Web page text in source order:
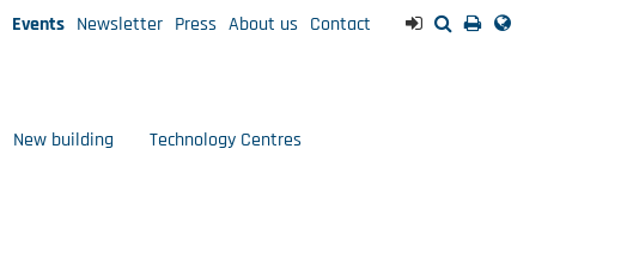
Events Newsletter Press About us Contact
New building Technology Centres